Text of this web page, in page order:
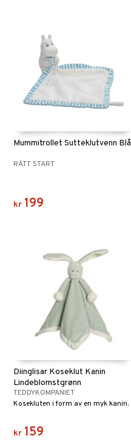
Mummitrollet Sutteklutvenn Blå
RÄTT START
kr 199
Diinglisar Koseklut Kanin
Lindeblomstgrønn
TEDDYKOMPANIET
Kosekluten i form av en myk kanin.
kr 159